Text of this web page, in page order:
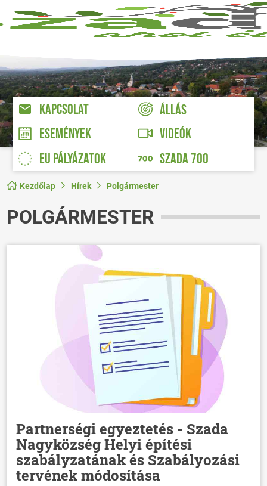
KAPCSOLAT
ÁLLÁS
ESEMÉNYEK
VIDEÓK
EU PÁLYÁZATOK
SZADA 700
Kezdőlap Hírek Polgármester
POLGÁRMESTER
Partnerségi egyeztetés - Szada
Nagyközség Helyi építési
szabályzatának és Szabályozási
tervének módosítása